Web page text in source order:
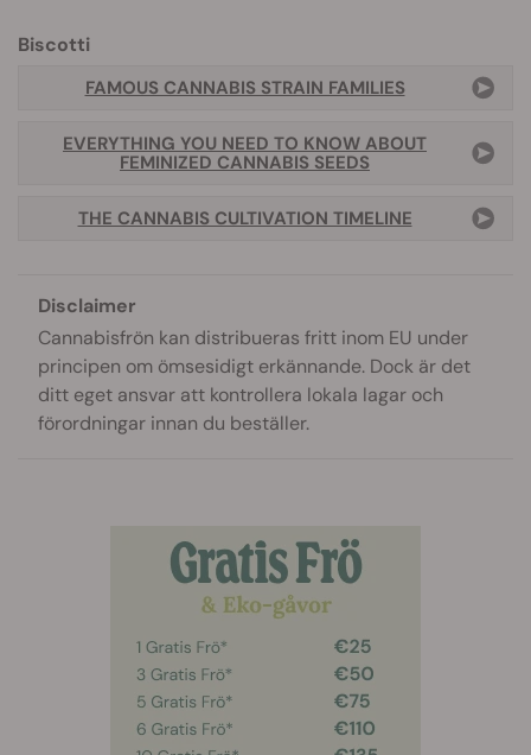
Biscotti
FAMOUS CANNABIS STRAIN FAMILIES
EVERYTHING YOU NEED TO KNOW ABOUT
FEMINIZED CANNABIS SEEDS
THE CANNABIS CULTIVATION TIMELINE
Disclaimer
Cannabisfrön kan distribueras fritt inom EU under
principen om ömsesidigt erkännande. Dock är det
ditt eget ansvar att kontrollera lokala lagar och
förordningar innan du beställer.